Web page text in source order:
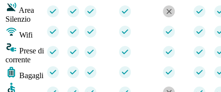
Area
Silenzio
Wifi
Prese di
corrente
Bagagli